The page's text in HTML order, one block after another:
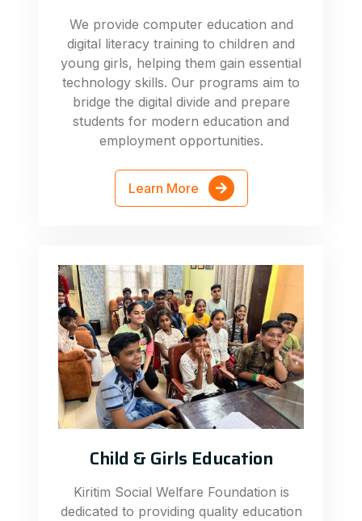
We provide computer education and
digital literacy training to children and
young girls, helping them gain essential
technology skills. Our programs aim to
bridge the digital divide and prepare
students for modern education and
employment opportunities.
Learn More
Child & Girls Education
Kiritim Social Welfare Foundation is
dedicated to providing quality education